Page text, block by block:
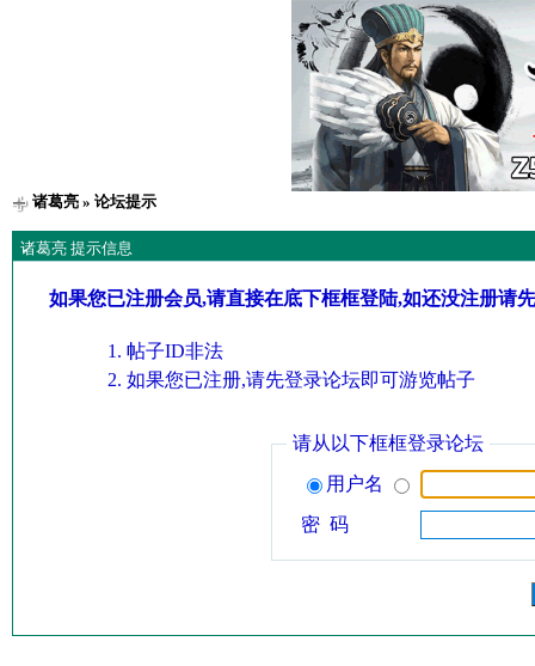
诸葛亮» 论坛提示
诸葛亮 提示信息
如果您已注册会员,请直接在底下框框登陆,如还没注册请
帖子ID非法
如果您已注册,请先登录论坛即可游览帖子
请从以下框框登录论坛
用户名
密 码